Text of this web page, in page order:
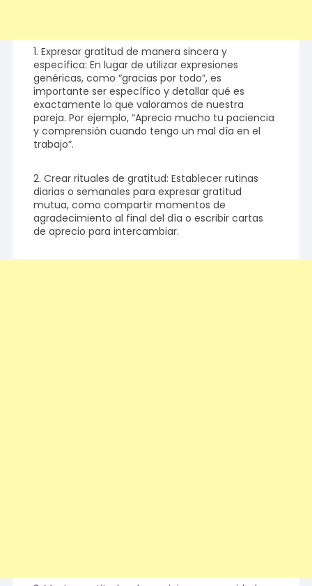
1. Expresar gratitud de manera sincera y
específica: En lugar de utilizar expresiones
genéricas, como “gracias por todo”, es
importante ser específico y detallar qué es
exactamente lo que valoramos de nuestra
pareja. Por ejemplo, “Aprecio mucho tu paciencia
y comprensión cuando tengo un mal día en el
trabajo”.
2. Crear rituales de gratitud: Establecer rutinas
diarias o semanales para expresar gratitud
mutua, como compartir momentos de
agradecimiento al final del día o escribir cartas
de aprecio para intercambiar.